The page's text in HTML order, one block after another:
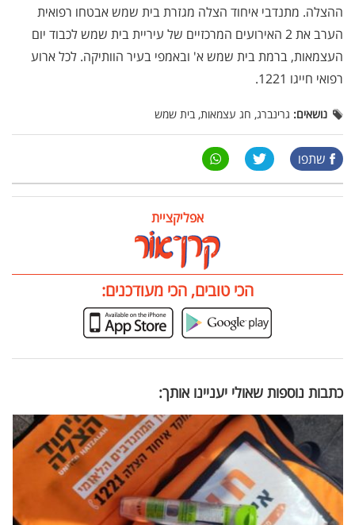
ההצלה. מתנדבי איחוד הצלה מגזרת בית שמש אבטחו רפואית
הערב את 2 האירועים המרכזיים של עיריית בית שמש לכבוד יום
העצמאות, ברמת בית שמש א' ובאמפי בעיר הוותיקה. לכל ארוע
רפואי חייגו 1221.
נושאים: גרינברג, חג עצמאות, בית שמש
שתפו
אפליקציית
הכי טובים, הכי מעודכנים:
כתבות נוספות שאולי יעניינו אותך: